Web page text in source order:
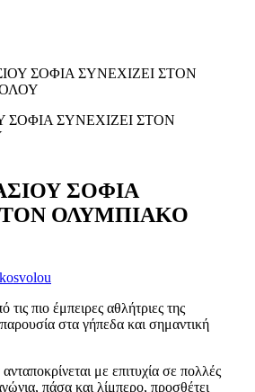
ΣΟΦΙΑ ΣΥΝΕΧΙΖΕΙ ΣΤΟΝ
ΣΟΦΙΑ
ΟΛΥΜΠΙΑΚΟ
πιο έμπειρες αθλήτριες της
στα γήπεδα και σημαντική
με επιτυχία σε πολλές
πάσα και λίμπερο, προσθέτει